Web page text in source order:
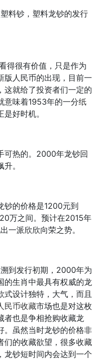
料钞，塑料龙钞的发行
很有价值，只是作为
版人民币的出现，目前一
这就给了投资者们一定的
意味着1953年的一分纸
好时机。
热的。2000年龙钞回
。
的价格是1200元到
万之间。预计在2015年
一派欣欣向荣之势。
到发行初期，2000年为
的生肖中最具有权威的龙
设计独特，大气，而且
民币收藏市场也是对这枚
者也是争相抢购收藏龙
。虽然当时龙钞的价格非
们的收藏欲望，很多收藏
龙钞短时间内会达到一个